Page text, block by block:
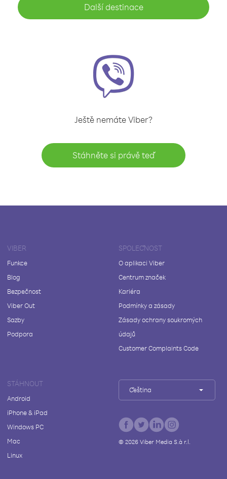
Další destinace
Ještě nemáte Viber?
Stáhněte si právě teď
VIBER
Funkce
Blog
Bezpečnost
Viber Out
Sazby
Podpora
SPOLEČNOST
O aplikaci Viber
Centrum značek
Kariéra
Podmínky a zásady
Zásady ochrany soukromých
údajů
Customer Complaints Code
STÁHNOUT
Android
iPhone & iPad
Windows PC
Mac
Linux
Čeština
© 2026Viber Media S.à r.l.